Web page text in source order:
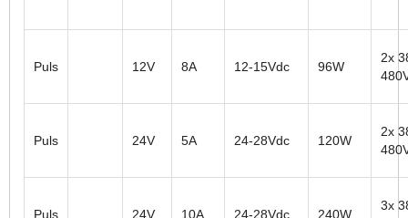
Puls 12V 8A 12-15Vdc 96W
2x
Puls 24V 5A 24-28Vdc 120W
2x
Puls 24V 10A 24-28Vdc 240W
3x